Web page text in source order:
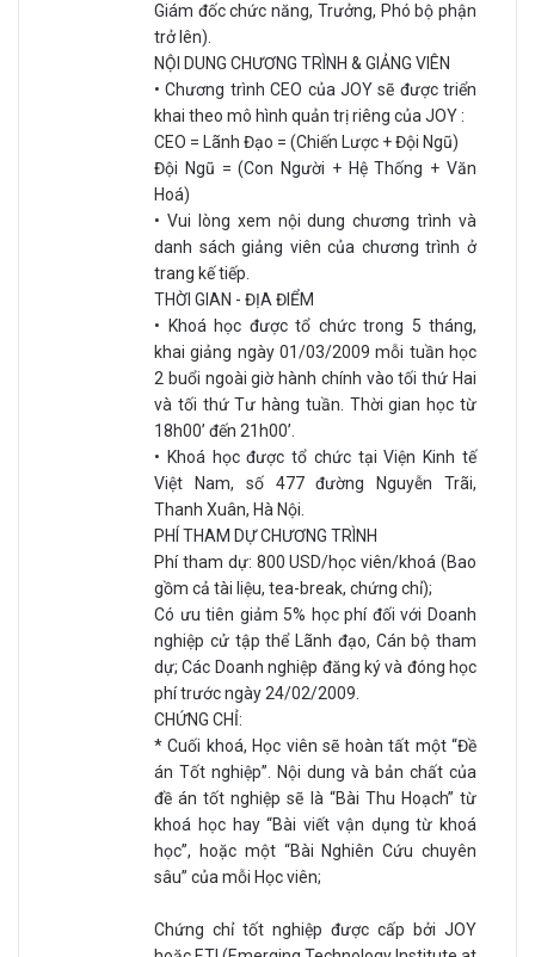
Giám đốc chức năng, Trưởng, Phó bộ phận
trở lên).
NỘI DUNG CHƯƠNG TRÌNH & GIẢNG VIÊN
• Chương trình CEO của JOY sẽ được triển
khai theo mô hình quản trị riêng của JOY :
CEO = Lãnh Đạo = (Chiến Lược + Đội Ngũ)
Đội Ngũ = (Con Người + Hệ Thống + Văn
Hoá)
• Vui lòng xem nội dung chương trình và
danh sách giảng viên của chương trình ở
trang kế tiếp.
THỜI GIAN - ĐỊA ĐIỂM
• Khoá học được tổ chức trong 5 tháng,
khai giảng ngày 01/03/2009 mỗi tuần học
2 buổi ngoài giờ hành chính vào tối thứ Hai
và tối thứ Tư hàng tuần. Thời gian học từ
18h00’ đến 21h00’.
• Khoá học được tổ chức tại Viện Kinh tế
Việt Nam, số 477 đường Nguyễn Trãi,
Thanh Xuân, Hà Nội.
PHÍ THAM DỰ CHƯƠNG TRÌNH
Phí tham dự: 800 USD/học viên/khoá (Bao
gồm cả tài liệu, tea-break, chứng chỉ);
Có ưu tiên giảm 5% học phí đối với Doanh
nghiệp cử tập thể Lãnh đạo, Cán bộ tham
dự; Các Doanh nghiệp đăng ký và đóng học
phí trước ngày 24/02/2009.
CHỨNG CHỈ:
* Cuối khoá, Học viên sẽ hoàn tất một “Đề
án Tốt nghiệp”. Nội dung và bản chất của
đề án tốt nghiệp sẽ là “Bài Thu Hoạch” từ
khoá học hay “Bài viết vận dụng từ khoá
học”, hoặc một “Bài Nghiên Cứu chuyên
sâu” của mỗi Học viên;
Chứng chỉ tốt nghiệp được cấp bởi JOY